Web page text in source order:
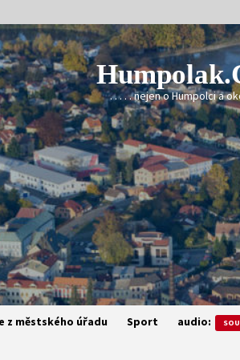
. . . . . nejen o Humpolci a
z městského úřadu Sport audio: